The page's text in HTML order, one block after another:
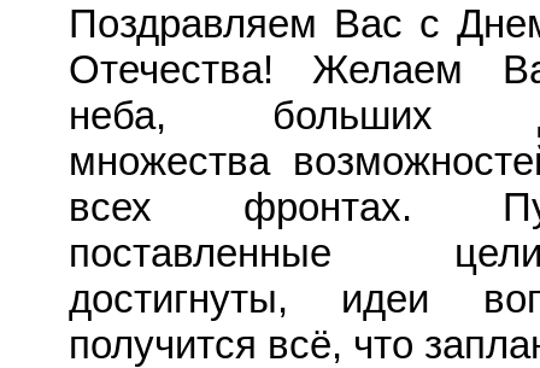
Поздравляем Вас с
Отечества! Желаем
неба, больших
множества
всех фронтах.
поставленные
достигнуты, идеи
получится всё, что